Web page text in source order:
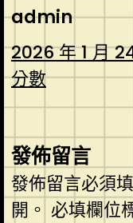
admin
2026 年 1 月
分數
發佈留言
發佈留言必須
開。 必填欄位